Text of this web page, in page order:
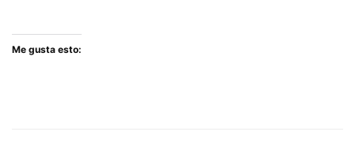
Me gusta esto: